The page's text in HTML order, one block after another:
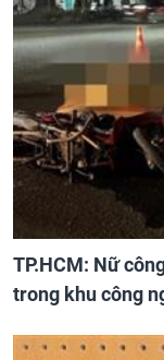
TP.HCM: Nữ
trong khu công